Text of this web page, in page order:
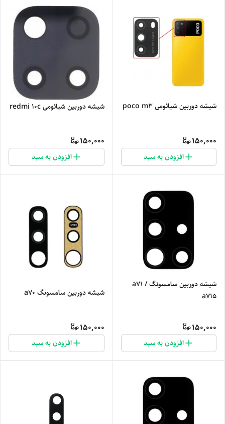
شیشه دوربین شیائومی poco m3
150,000
افزودن به سبد
شیشه دوربین شیائومی redmi 10c
150,000
افزودن به سبد
شیشه دوربین سامسونگ a71 /
a715
150,000
افزودن به سبد
شیشه دوربین سامسونگ a70
150,000
افزودن به سبد